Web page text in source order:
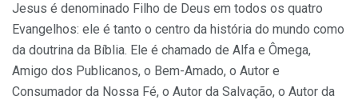
Jesus é denominado Filho de Deus em todos os quatro
Evan­gelhos: ele é tanto o centro da história do mundo como
da doutrina da Bíblia. Ele é chamado de Alfa e Ômega,
Amigo dos Publicanos, o Bem-Amado, o Autor e
Consumador da Nossa Fé, o Autor da Salvação, o Autor da